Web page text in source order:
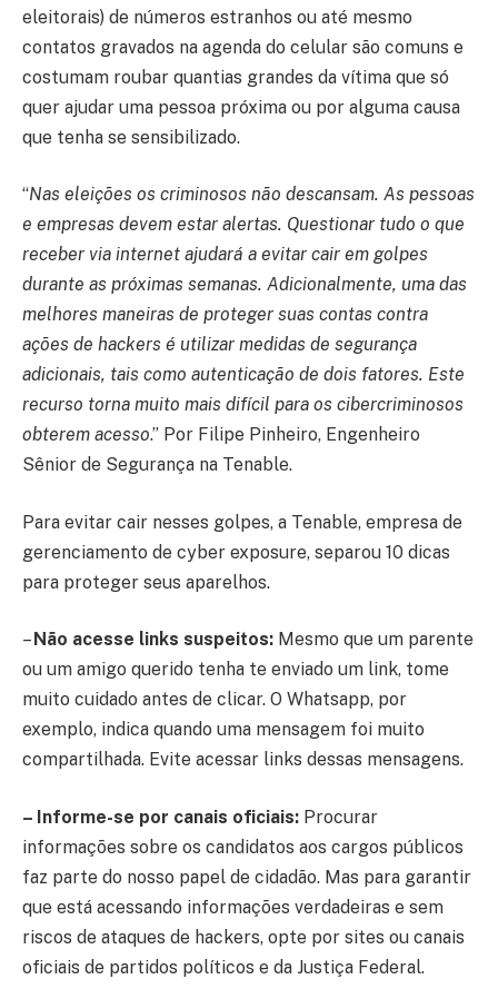
eleitorais) de números estranhos ou até mesmo
contatos gravados na agenda do celular são comuns e
costumam roubar quantias grandes da vítima que só
quer ajudar uma pessoa próxima ou por alguma causa
que tenha se sensibilizado.
“Nas eleições os criminosos não descansam. As pessoas
e empresas devem estar alertas. Questionar tudo o que
receber via internet ajudará a evitar cair em golpes
durante as próximas semanas. Adicionalmente, uma das
melhores maneiras de proteger suas contas contra
ações de hackers é utilizar medidas de segurança
adicionais, tais como autenticação de dois fatores. Este
recurso torna muito mais difícil para os cibercriminosos
obterem acesso.” Por Filipe Pinheiro, Engenheiro
Sênior de Segurança na Tenable.
Para evitar cair nesses golpes, a Tenable, empresa de
gerenciamento de cyber exposure, separou 10 dicas
para proteger seus aparelhos.
– Não acesse links suspeitos: Mesmo que um parente
ou um amigo querido tenha te enviado um link, tome
muito cuidado antes de clicar. O Whatsapp, por
exemplo, indica quando uma mensagem foi muito
compartilhada. Evite acessar links dessas mensagens.
– Informe-se por canais oficiais: Procurar
informações sobre os candidatos aos cargos públicos
faz parte do nosso papel de cidadão. Mas para garantir
que está acessando informações verdadeiras e sem
riscos de ataques de hackers, opte por sites ou canais
oficiais de partidos políticos e da Justiça Federal.